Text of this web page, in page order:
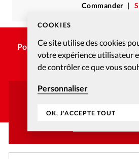
COOKIES
Ce site utilise des cookies
votre expérience utilisateur
de contrôler ce que vous
Personnaliser
OK, J'ACCEPTE TOUT
Commander
Pour poursuivre la lecture,
suivantes :
Vous avez déjà un